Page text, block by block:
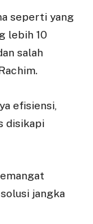
seperti yang
lebih 10
salah
efisiensi,
disikapi
jangka